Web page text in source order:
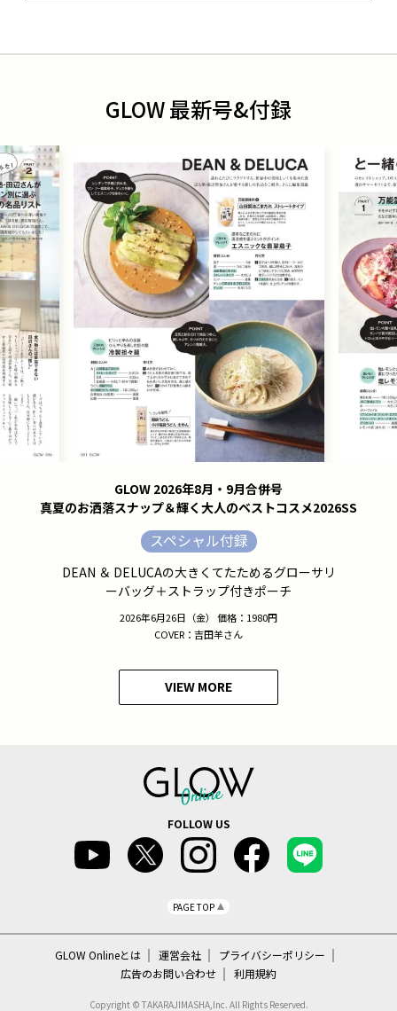
GLOW 最新号&付録
GLOW 2026年8月・9月合併号
真夏のお洒落スナップ＆輝く大人のベストコスメ2026SS
スペシャル付録
DEAN ＆ DELUCAの大きくてたためるグローサリ
ーバッグ＋ストラップ付きポーチ
2026年6月26日（金） 価格：1980円
COVER：吉田羊さん
VIEW MORE
FOLLOW US
PAGE TOP
GLOW Onlineとは 運営会社
プライバシーポリシー
広告のお問い合わせ
利用規約
Copyright © TAKARAJIMASHA,Inc. All Rights Reserved.